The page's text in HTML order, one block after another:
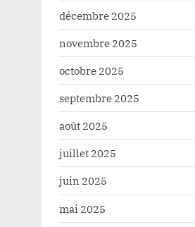
décembre 2025
novembre 2025
octobre 2025
septembre 2025
août 2025
juillet 2025
juin 2025
mai 2025